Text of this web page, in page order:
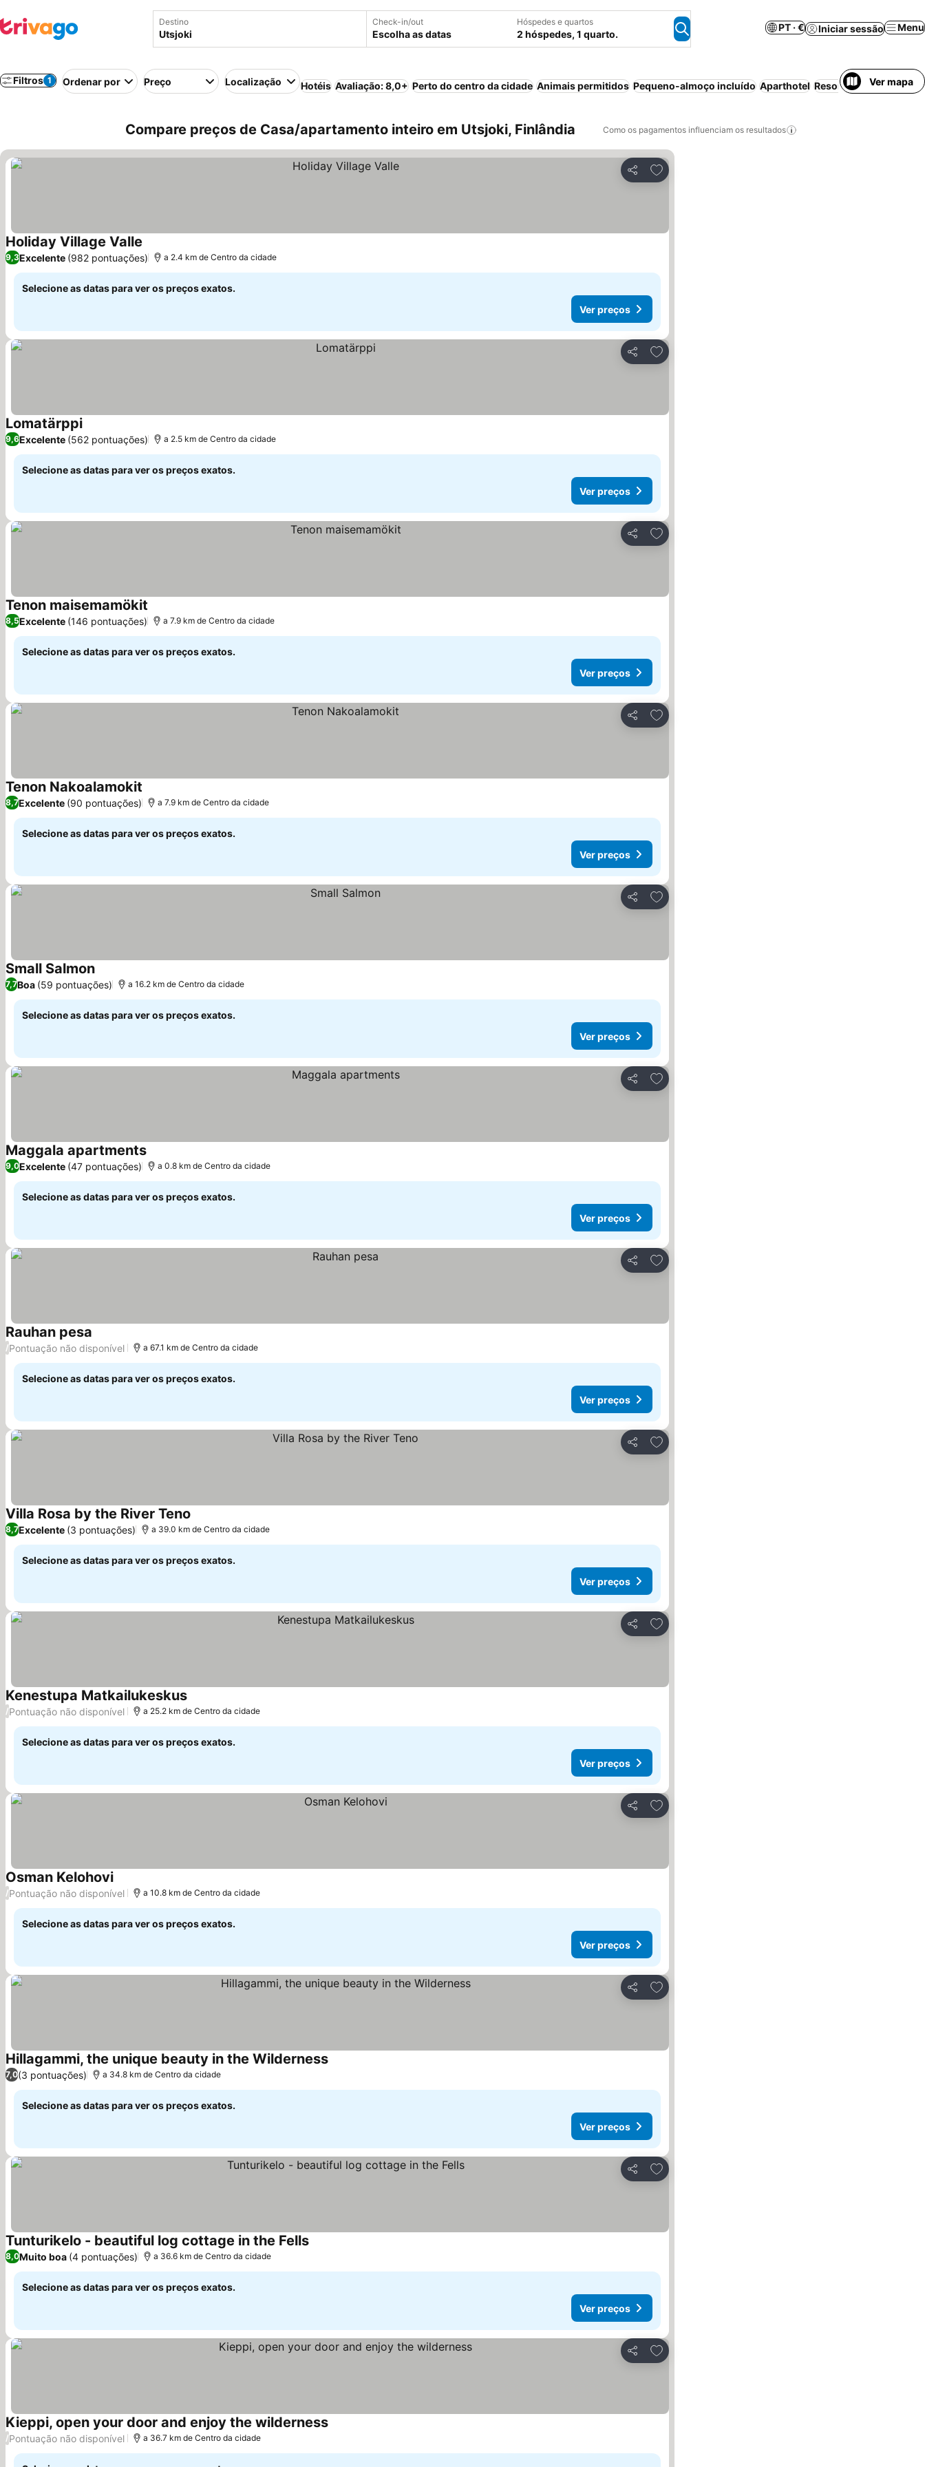
Destino Check-in/out
Escolha as datas
Hóspedes e quartos
2 hóspedes, 1 quarto.
PT · € Iniciar sessão Menu
Filtros 1 Ordenar por Preço Localização Hotéis Avaliação: 8,0+ Perto do centro da cidade Animais permitidos Pequeno-almoço incluído Aparthotel Resort Ver mapa
Compare preços de Casa/apartamento inteiro em Utsjoki, Finlândia Como os pagamentos influenciam os resultados
Partilhar
Adicionar aos favoritos
Holiday Village Valle
9,3Excelente (982 pontuações) a 2.4 km de Centro da cidade
Selecione as datas para ver os preços exatos.
Ver preços
Partilhar
Adicionar aos favoritos
Lomatärppi
9,6Excelente (562 pontuações) a 2.5 km de Centro da cidade
Selecione as datas para ver os preços exatos.
Ver preços
Partilhar
Adicionar aos favoritos
Tenon maisemamökit
8,5Excelente (146 pontuações) a 7.9 km de Centro da cidade
Selecione as datas para ver os preços exatos.
Ver preços
Partilhar
Adicionar aos favoritos
Tenon Nakoalamokit
8,7Excelente (90 pontuações) a 7.9 km de Centro da cidade
Selecione as datas para ver os preços exatos.
Ver preços
Partilhar
Adicionar aos favoritos
Small Salmon
7,7Boa (59 pontuações) a 16.2 km de Centro da cidade
Selecione as datas para ver os preços exatos.
Ver preços
Partilhar
Adicionar aos favoritos
Maggala apartments
9,0Excelente (47 pontuações) a 0.8 km de Centro da cidade
Selecione as datas para ver os preços exatos.
Ver preços
Partilhar
Adicionar aos favoritos
Rauhan pesa
/Pontuação não disponível a 67.1 km de Centro da cidade
Selecione as datas para ver os preços exatos.
Ver preços
Partilhar
Adicionar aos favoritos
Villa Rosa by the River Teno
8,7Excelente (3 pontuações) a 39.0 km de Centro da cidade
Selecione as datas para ver os preços exatos.
Ver preços
Partilhar
Adicionar aos favoritos
Kenestupa Matkailukeskus
/Pontuação não disponível a 25.2 km de Centro da cidade
Selecione as datas para ver os preços exatos.
Ver preços
Partilhar
Adicionar aos favoritos
Osman Kelohovi
/Pontuação não disponível a 10.8 km de Centro da cidade
Selecione as datas para ver os preços exatos.
Ver preços
Partilhar
Adicionar aos favoritos
Hillagammi, the unique beauty in the Wilderness
7,0(3 pontuações) a 34.8 km de Centro da cidade
Selecione as datas para ver os preços exatos.
Ver preços
Partilhar
Adicionar aos favoritos
Tunturikelo - beautiful log cottage in the Fells
8,0Muito boa (4 pontuações) a 36.6 km de Centro da cidade
Selecione as datas para ver os preços exatos.
Ver preços
Partilhar
Adicionar aos favoritos
Kieppi, open your door and enjoy the wilderness
/Pontuação não disponível a 36.7 km de Centro da cidade